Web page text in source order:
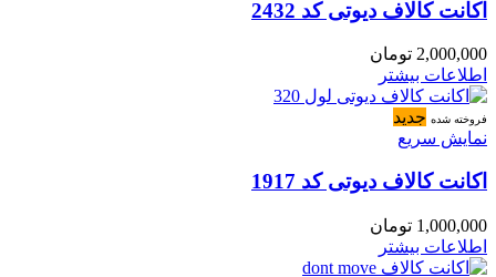
اکانت کالاف دیوتی کد 2432
2,000,000 تومان
اطلاعات بیشتر
فروخته شده جدید
نمایش سریع
اکانت کالاف دیوتی کد 1917
1,000,000 تومان
اطلاعات بیشتر